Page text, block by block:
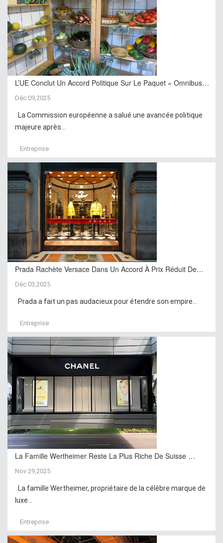
L’UE Conclut Un Accord Politique Sur Le Paquet « Omnibus…
Déc 09,2025
La Commission européenne a salué une avancée politique
majeure après...
Entreprise
Prada Rachète Versace Dans Un Accord À Prix Réduit De…
Déc 03,2025
Prada a fait un pas audacieux pour étendre son empire...
Entreprise
La Famille Wertheimer Reste La Plus Riche De Suisse …
Nov 29,2025
La famille Wertheimer, propriétaire de la célèbre marque de
luxe...
Entreprise